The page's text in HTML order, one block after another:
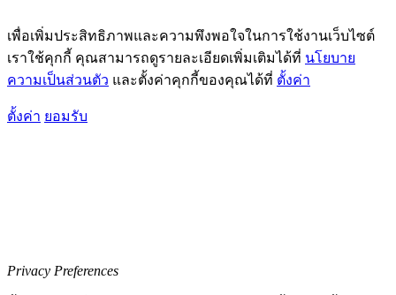
เพื่อเพิ่มประสิทธิภาพและความพึงพอใจในการใช้งานเว็บไซต์
เราใช้คุกกี้ คุณสามารถดูรายละเอียดเพิ่มเติมได้ที่ นโยบาย
ความเป็นส่วนตัว และตั้งค่าคุกกี้ของคุณได้ที่ ตั้งค่า
ตั้งค่า ยอมรับ
Privacy Preferences